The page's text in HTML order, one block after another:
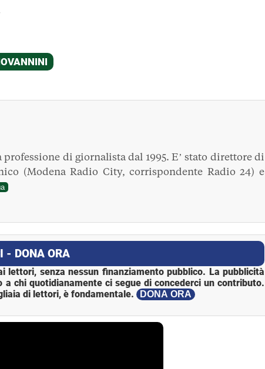
professione di giornalista dal 1995. E’ stato direttore di
(Modena Radio City, corrispondente Radio 24) e
- DONA ORA
senza nessun finanziamento pubblico. La pubblicità
chi quotidianamente ci segue di concederci un contributo.
di lettori, è fondamentale.
DONA ORA